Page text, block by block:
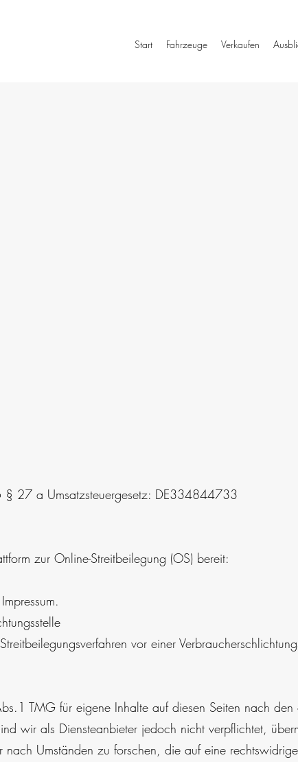
Start Fahrzeuge Verkaufen
§ 27 a Umsatzsteuergesetz: DE334844733
zur Online-Streitbeilegung (OS) bereit:
vor einer
TMG für eigene Inhalte auf diesen Seiten nach den
wir als Diensteanbieter jedoch nicht verpflichtet,
Umständen zu forschen, die auf eine